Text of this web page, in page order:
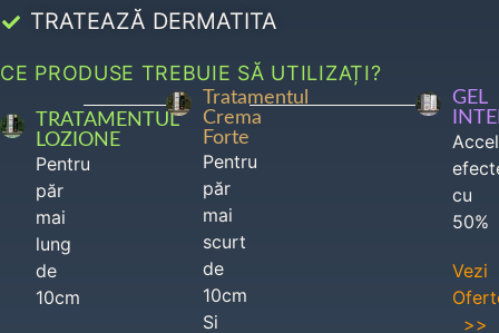
TRATEAZĂ DERMATITA
CE PRODUSE TREBUIE SĂ UTILIZAȚI?
TRATAMENTUL
LOZIONE
Pentru
păr
mai
lung
de
10cm
Tratamentul
Crema
Forte
Pentru
păr
mai
scurt
de
10cm
Si
GEL
cu
50%
Vezi
>>